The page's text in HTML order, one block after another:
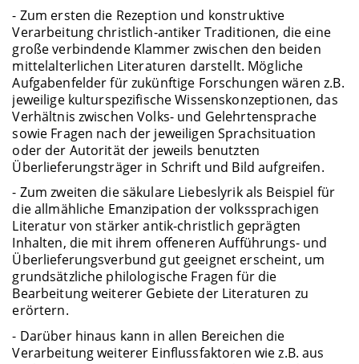
- Zum ersten die Rezeption und konstruktive
Verarbeitung christlich-antiker Traditionen, die eine
große verbindende Klammer zwischen den beiden
mittelalterlichen Literaturen darstellt. Mögliche
Aufgabenfelder für zukünftige Forschungen wären z.B.
jeweilige kulturspezifische Wissenskonzeptionen, das
Verhältnis zwischen Volks- und Gelehrtensprache
sowie Fragen nach der jeweiligen Sprachsituation
oder der Autorität der jeweils benutzten
Überlieferungsträger in Schrift und Bild aufgreifen.
- Zum zweiten die säkulare Liebeslyrik als Beispiel für
die allmähliche Emanzipation der volkssprachigen
Literatur von stärker antik-christlich geprägten
Inhalten, die mit ihrem offeneren Aufführungs- und
Überlieferungsverbund gut geeignet erscheint, um
grundsätzliche philologische Fragen für die
Bearbeitung weiterer Gebiete der Literaturen zu
erörtern.
- Darüber hinaus kann in allen Bereichen die
Verarbeitung weiterer Einflussfaktoren wie z.B. aus